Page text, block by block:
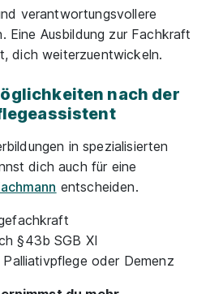
verantwortungsvollere
Eine Ausbildung zur Fachkraft
dich weiterzuentwickeln.
nach der
in spezialisierten
dich auch für eine
entscheiden.
§43b SGB XI
Palliativpflege oder Demenz